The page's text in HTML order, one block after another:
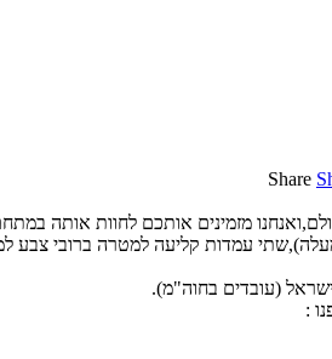
Share
מזמינים אותכם לחוות אותה במתחם
כולל 3 חלקים והם שטח משחק איחודי ומאתגר
(עובדים בחוה"מ).
: